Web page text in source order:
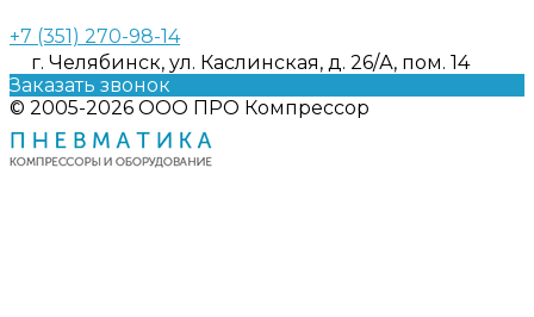
+7 (351) 270-98-14
г. Челябинск, ул. Каслинская, д. 26/А, пом. 14
Заказать звонок
© 2005-2026 ООО ПРО Компрессор